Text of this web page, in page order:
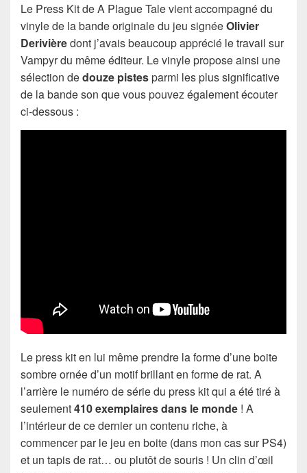
Le Press Kit de A Plague Tale vient accompagné du
vinyle de la bande originale du jeu signéeOlivier
Derivièredont j’avais beaucoup apprécié le travail sur
Vampyr du même éditeur. Le vinyle propose ainsi une
sélection dedouze pistesparmi les plus significative
de la bande son que vous pouvez également écouter
ci-dessous :
Le press kit en lui même prendre la forme d’une boite
sombre ornée d’un motif brillant en forme de rat. A
l’arrière le numéro de série du press kit qui a été tiré à
seulement410 exemplaires dans le monde ! A
l’intérieur de ce dernier un contenu riche, à
commencer par le jeu en boite (dans mon cas sur PS4)
et un tapis de rat… ou plutôt de souris ! Un clin d’œil